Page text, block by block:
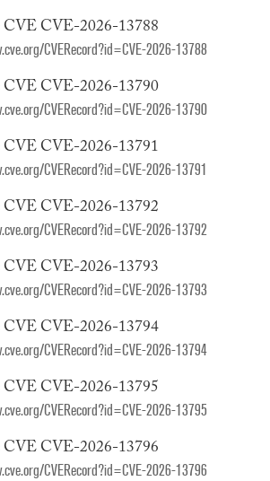
CVE CVE-2026-13788
CVERecord?id=CVE-2026-13788
CVE CVE-2026-13790
CVERecord?id=CVE-2026-13790
CVE CVE-2026-13791
CVERecord?id=CVE-2026-13791
CVE CVE-2026-13792
CVERecord?id=CVE-2026-13792
CVE CVE-2026-13793
CVERecord?id=CVE-2026-13793
CVE CVE-2026-13794
CVERecord?id=CVE-2026-13794
CVE CVE-2026-13795
CVERecord?id=CVE-2026-13795
CVE CVE-2026-13796
CVERecord?id=CVE-2026-13796